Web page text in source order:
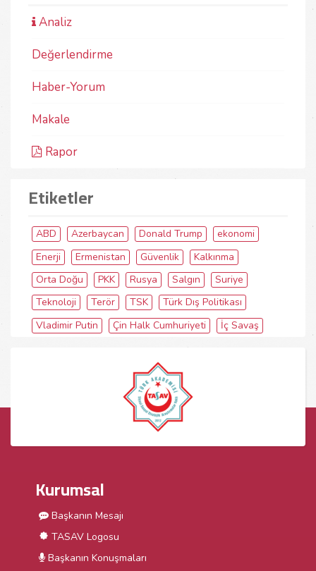
Analiz
Değerlendirme
Haber-Yorum
Makale
Rapor
Etiketler
ABD Azerbaycan Donald Trump
ekonomi
Enerji
Ermenistan Güvenlik
Kalkınma
Orta Doğu
PKK Rusya Salgın
Suriye
Teknoloji
Terör TSK
Türk Dış Politikası
Vladimir Putin
Çin Halk Cumhuriyeti İç Savaş
Kurumsal
Başkanın Mesajı
TASAV Logosu
Başkanın Konuşmaları